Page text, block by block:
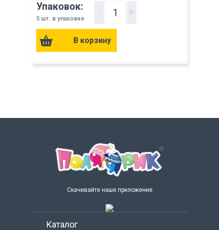
Упаковок:
5 шт. в упаковке
- +
Скачивайте наше приложение
Каталог